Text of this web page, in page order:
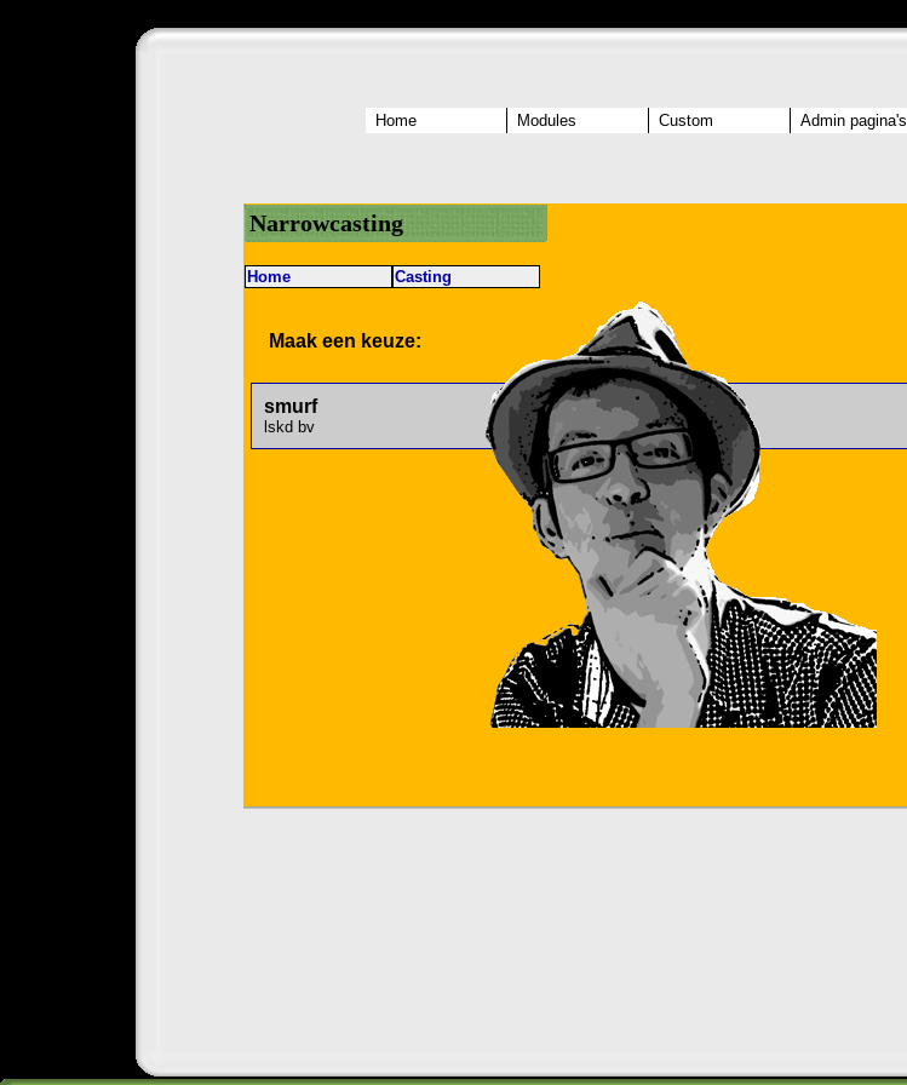
Home Modules Custom Admin pagina's
Narrowcasting
Home Casting
Maak een keuze:
smurf
lskd bv